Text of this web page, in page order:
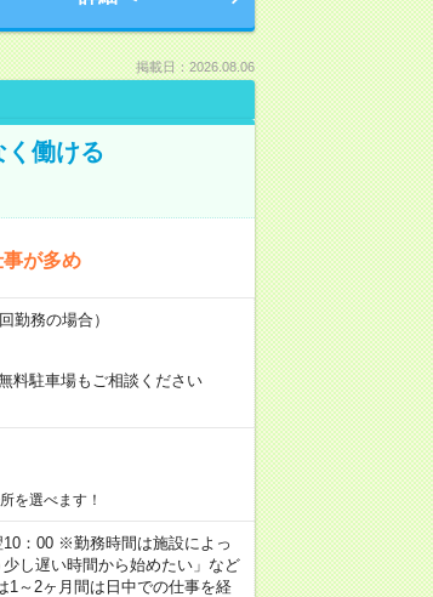
掲載日：2026.08.06
く働ける
が多め
勤務の場合）
駐車場もご相談ください
を選べます！
10：00 ※勤務時間は施設によっ
し遅い時間から始めたい」など
～2ヶ月間は日中での仕事を経